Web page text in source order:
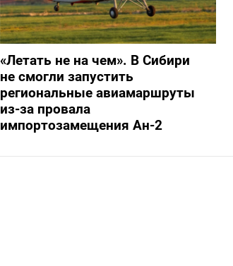
«Летать не на чем». В Сибири
не смогли запустить
региональные авиамаршруты
из-за провала
импортозамещения Ан-2